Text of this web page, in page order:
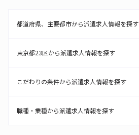
都道府県、主要都市から派遣求人情報を探す
東京都23区から派遣求人情報を探す
こだわりの条件から派遣求人情報を探す
職種・業種から派遣求人情報を探す